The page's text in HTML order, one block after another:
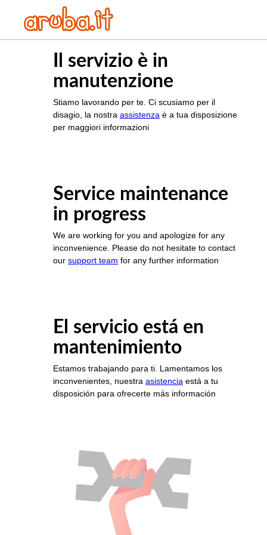
Il servizio è in
manutenzione
Stiamo lavorando per te. Ci scusiamo per il
disagio, la nostra assistenza è a tua disposizione
per maggiori informazioni
Service maintenance
in progress
We are working for you and apologize for any
inconvenience. Please do not hesitate to contact
our support team for any further information
El servicio está en
mantenimiento
Estamos trabajando para ti. Lamentamos los
inconvenientes, nuestra asistencia está a tu
disposición para ofrecerte más información